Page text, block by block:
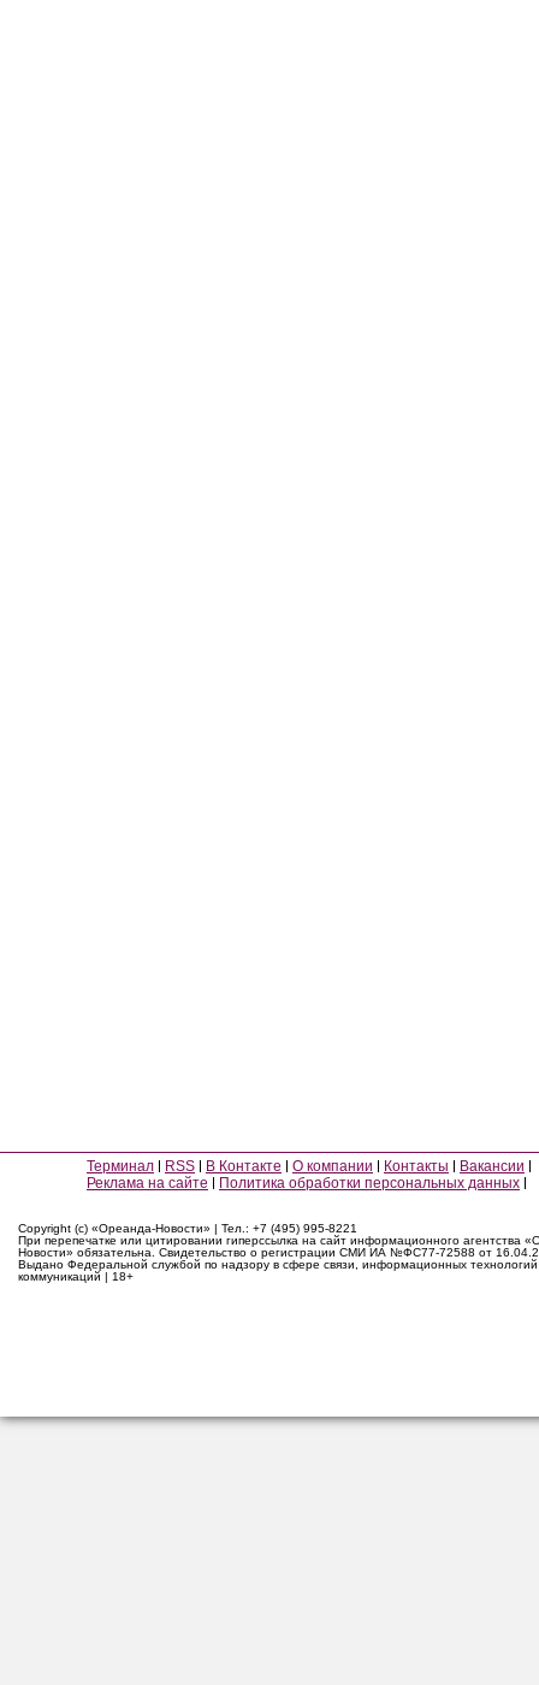
Терминал RSS В Контакте О компании Контакты
Вакансии
Реклама на сайте
Политика обработки персональных данных
Copyright (c) «Ореанда-Новости» | Тел.: +7 (495) 995-8221
При перепечатке или цитировании гиперссылка на сайт информационного агентства
Новости» обязательна. Свидетельство о регистрации СМИ ИА №ФС77-72588 от
Выдано Федеральной службой по надзору в сфере связи, информационных
коммуникаций | 18+